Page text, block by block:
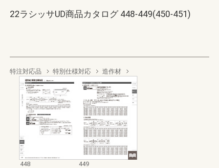
22ラシッサUD商品カタログ 448-449(450-451)
特注対応品 特別仕様対応 造作材
448
449